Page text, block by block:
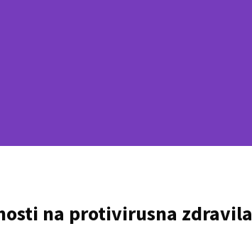
na protivirusna zdravila